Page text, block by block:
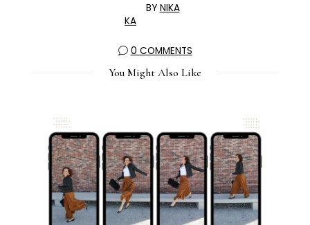
BY NIKA
0 COMMENTS
You Might Also Like